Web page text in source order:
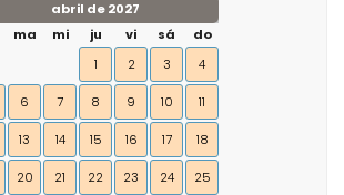
abril de 2027
ma mi ju vi sá
do
1
2 3 4
6 7 8 9 10 11
13 14 15 16 17 18
20 21 22 23 24 25